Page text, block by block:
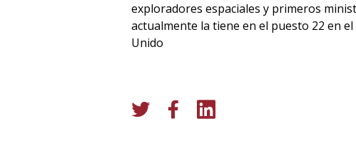
exploradores espaciales y primeros
actualmente la tiene en el puesto 22 en
Unido